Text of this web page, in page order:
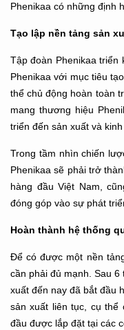
Phenikaa có những định
Tạo lập nền tảng sản
Tập đoàn Phenikaa
Phenikaa với mục tiêu
thể chủ động hoàn toàn
mang thương hiệu
triển đến sản xuất và kinh
Trong tầm nhìn chiến
Phenikaa sẽ phải trở
hàng đầu Việt Nam,
đóng góp vào sự phát
Hoàn thành hệ thống
Để có được một nền
cần phải đủ mạnh. Sau
xuất đến nay đã bắt đầu
sản xuất liên tục, cụ thể
đầu được lắp đặt tại các